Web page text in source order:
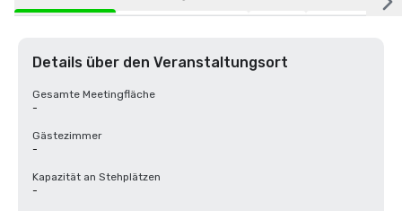
Details über den Veranstaltungsort
Gesamte Meetingfläche
-
Gästezimmer
-
Kapazität an Stehplätzen
-